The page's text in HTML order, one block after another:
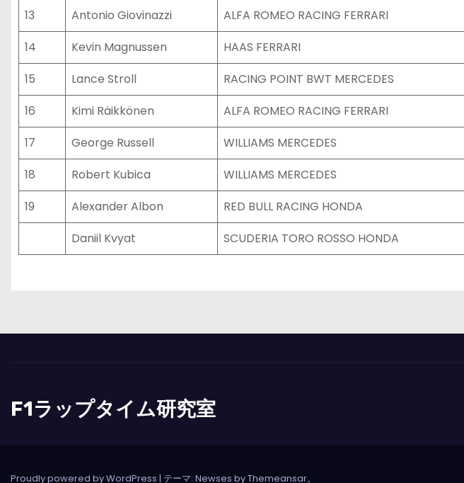
13
Antonio Giovinazzi ALFA ROMEO RACING FERRARI
14
Kevin Magnussen HAAS FERRARI
15
Lance Stroll RACING POINT BWT MERCEDES
16
Kimi Räikkönen ALFA ROMEO RACING FERRARI
17
George Russell WILLIAMS MERCEDES
18
Robert Kubica WILLIAMS MERCEDES
19
Alexander Albon RED BULL RACING HONDA
Daniil Kvyat
SCUDERIA TORO ROSSO HONDA
F1ラップタイム研究室
Proudly powered by WordPress | テーマ: Newses byThemeansar。